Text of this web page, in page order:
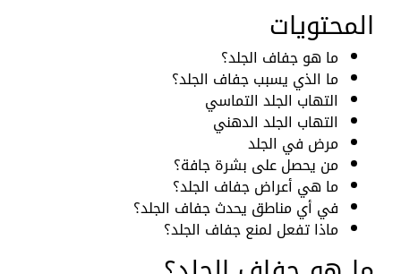
المحتويات
ما هو جفاف الجلد؟
ما الذي يسبب جفاف الجلد؟
التهاب الجلد التماسي
التهاب الجلد الدهني
مرض في الجلد
من يحصل على بشرة جافة؟
ما هي أعراض جفاف الجلد؟
في أي مناطق يحدث جفاف الجلد؟
ماذا تفعل لمنع جفاف الجلد؟